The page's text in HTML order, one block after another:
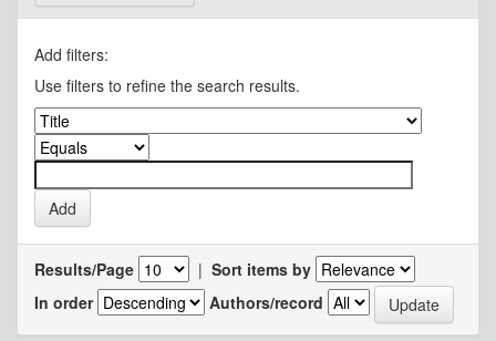
Add filters:
Use filters to refine the search results.
Results/Page | Sort items by
In order
Authors/record